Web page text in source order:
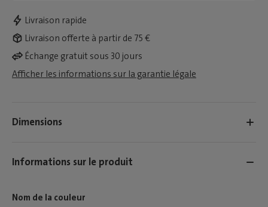
Livraison rapide
Livraison offerte à partir de 75 €
Échange gratuit sous 30 jours
Afficher les informations sur la garantie légale
Dimensions
Informations sur le produit
Nom de la couleur